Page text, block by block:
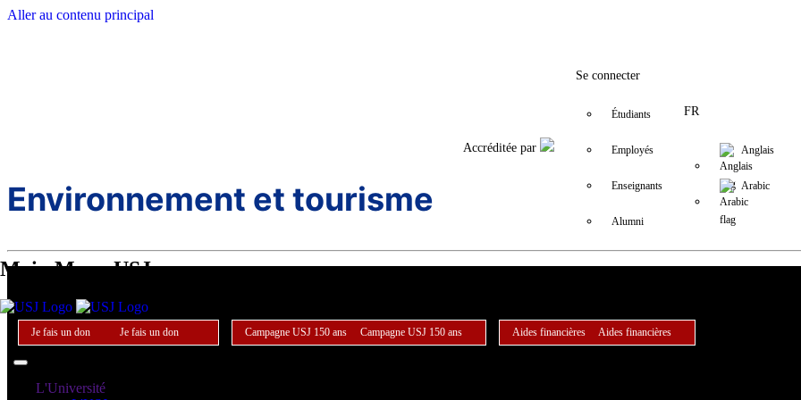
Aller au contenu principal
Accréditée par
Se connecter
Étudiants
Employés
Enseignants
Alumni
FR
Anglais
Arabic
Main Menu USJ
Je fais un don Je fais un don Campagne USJ 150 ans Campagne USJ 150 ans Aides financières Aides financières
L'Université
Environnement et tourisme